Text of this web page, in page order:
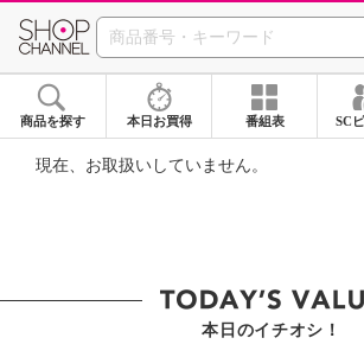
SHOP
商品を探す 本日お買得 番組表 SC
現在、お取扱いしていません。
本日のイチオシ！